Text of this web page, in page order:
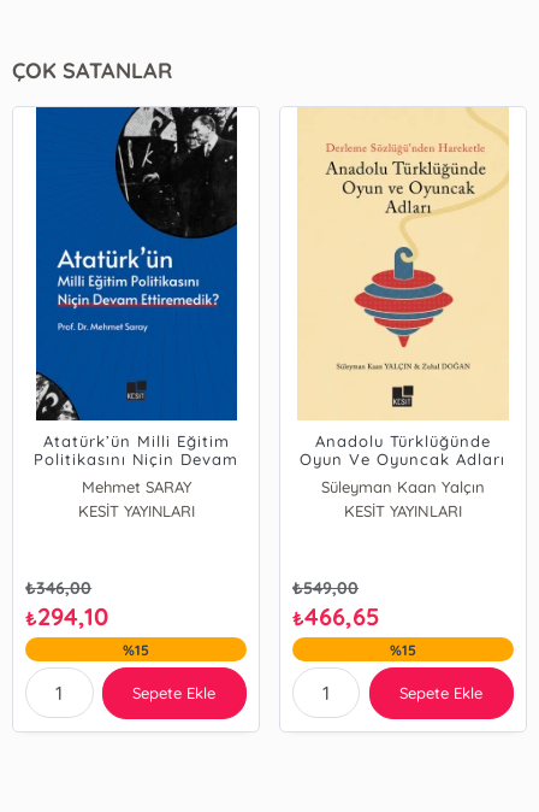
ÇOK SATANLAR
Atatürk’ün Milli Eğitim
Politikasını Niçin Devam
Ettiremedik?
Mehmet SARAY
KESİT YAYINLARI
₺346,00
₺294,10
%15
Sepete Ekle
Anadolu Türklüğünde
Oyun Ve Oyuncak Adları
Süleyman Kaan Yalçın
Zuhal Doğan
KESİT YAYINLARI
₺549,00
₺466,65
%15
Sepete Ekle